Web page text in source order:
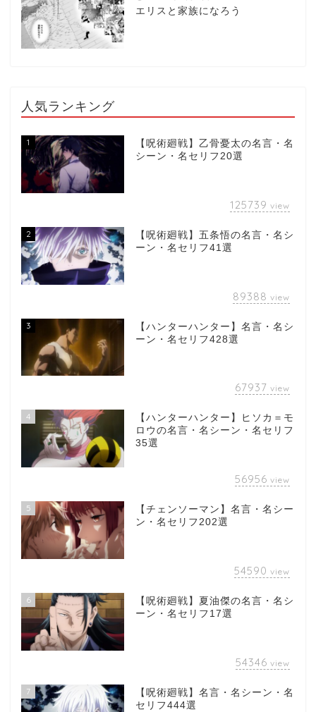
エリスと家族になろう
人気ランキング
1
【呪術廻戦】乙骨憂太の名言・名
シーン・名セリフ20選
125739 view
2
【呪術廻戦】五条悟の名言・名シ
ーン・名セリフ41選
89388 view
3
【ハンターハンター】名言・名シ
ーン・名セリフ428選
67937 view
4
【ハンターハンター】ヒソカ＝モ
ロウの名言・名シーン・名セリフ
35選
56956 view
5
【チェンソーマン】名言・名シー
ン・名セリフ202選
54590 view
6
【呪術廻戦】夏油傑の名言・名シ
ーン・名セリフ17選
54346 view
7
【呪術廻戦】名言・名シーン・名
セリフ444選